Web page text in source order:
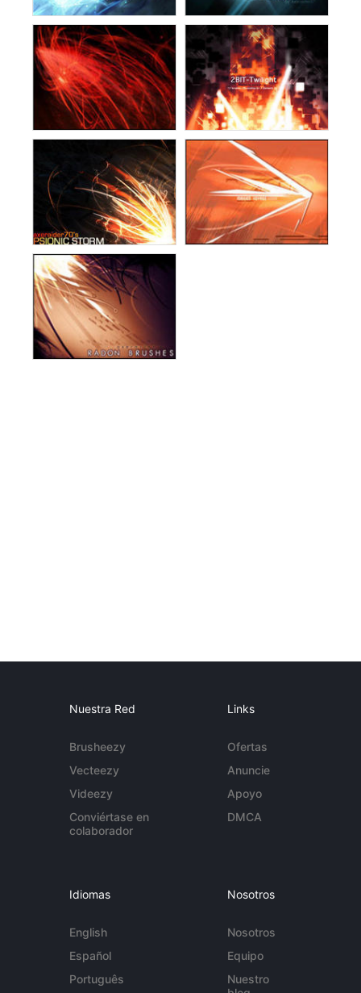
Nuestra Red
Brusheezy
Vecteezy
Videezy
Conviértase en
colaborador
Links
Ofertas
Anuncie
Apoyo
DMCA
Idiomas
English
Español
Português
Nosotros
Nosotros
Equipo
Nuestro